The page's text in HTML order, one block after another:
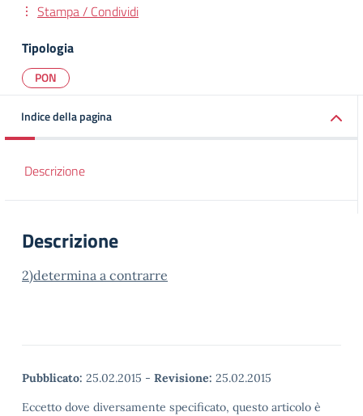
Stampa / Condividi
Tipologia
PON
Indice della pagina
Descrizione
Descrizione
2)determina a contrarre
Pubblicato: 25.02.2015 - Revisione: 25.02.2015
Eccetto dove diversamente specificato, questo articolo è